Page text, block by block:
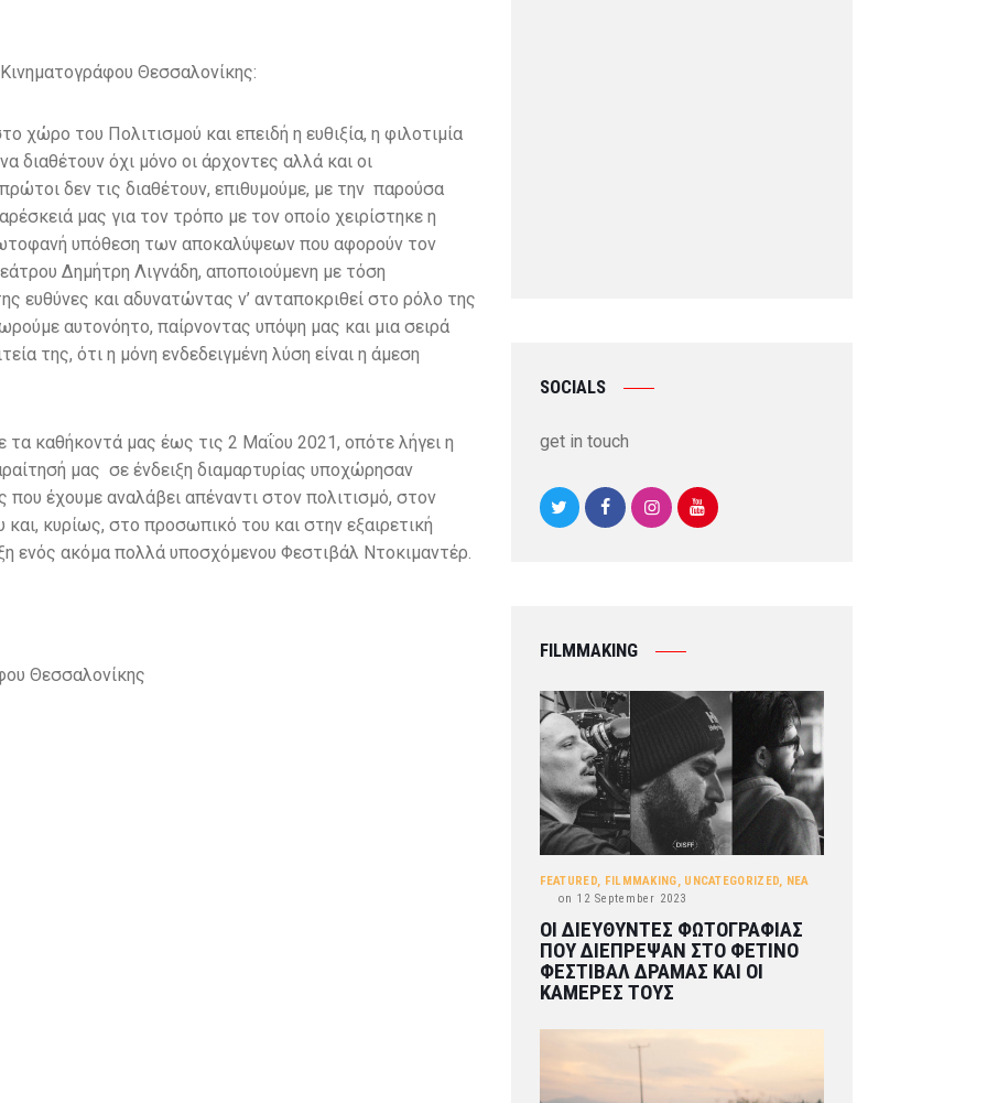
Θεσσαλονίκης:
του Πολιτισμού και επειδή η ευθιξία, η φιλοτιμία
διαθέτουν όχι μόνο οι άρχοντες αλλά και οι
δεν τις διαθέτουν, επιθυμούμε, με την παρούσα
μας για τον τρόπο με τον οποίο χειρίστηκε η
υπόθεση των αποκαλύψεων που αφορούν τον
Δημήτρη Λιγνάδη, αποποιούμενη με τόση
ευθύνες και αδυνατώντας ν’ ανταποκριθεί στο ρόλο της
αυτονόητο, παίρνοντας υπόψη μας και μια σειρά
της, ότι η μόνη ενδεδειγμένη λύση είναι η άμεση
καθήκοντά μας έως τις 2 Μαΐου 2021, οπότε λήγει η
μας σε ένδειξη διαμαρτυρίας υποχώρησαν
έχουμε αναλάβει απέναντι στον πολιτισμό, στον
κυρίως, στο προσωπικό του και στην εξαιρετική
ενός ακόμα πολλά υποσχόμενου Φεστιβάλ Ντοκιμαντέρ.
Θεσσαλονίκης
SOCIALS
get in touch
FILMMAKING
FEATURED, FILMMAKING, UNCATEGORIZED, ΝΕΑ
on 12 September 2023
ΟΙ ΔΙΕΥΘΥΝΤΕΣ ΦΩΤΟΓΡΑΦΙΑΣ
ΠΟΥ ΔΙΕΠΡΕΨΑΝ ΣΤΟ ΦΕΤΙΝΟ
ΦΕΣΤΙΒΑΛ ΔΡΑΜΑΣ ΚΑΙ ΟΙ
ΚΑΜΕΡΕΣ ΤΟΥΣ